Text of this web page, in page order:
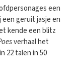
een
geruit jasje en
kende een blitz
verhaal het
22 talen in 50